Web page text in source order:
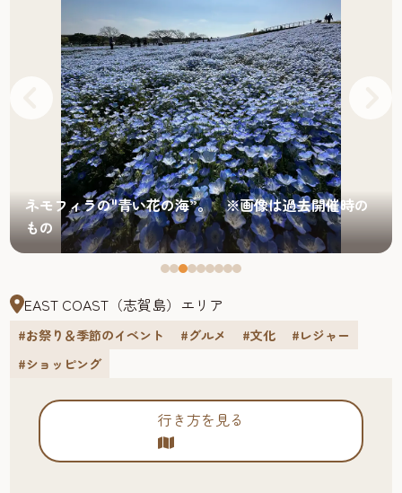
ネモフィラの"青い花の海”。 ※画像は過去開催時の
もの
EAST COAST（志賀島）エリア
#お祭り＆季節のイベント #グルメ #文化
#レジャー
#ショッピング
行き方を見る